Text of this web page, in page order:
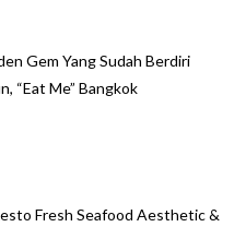
Gem Yang Sudah Berdiri
“Eat Me” Bangkok
Fresh Seafood Aesthetic &